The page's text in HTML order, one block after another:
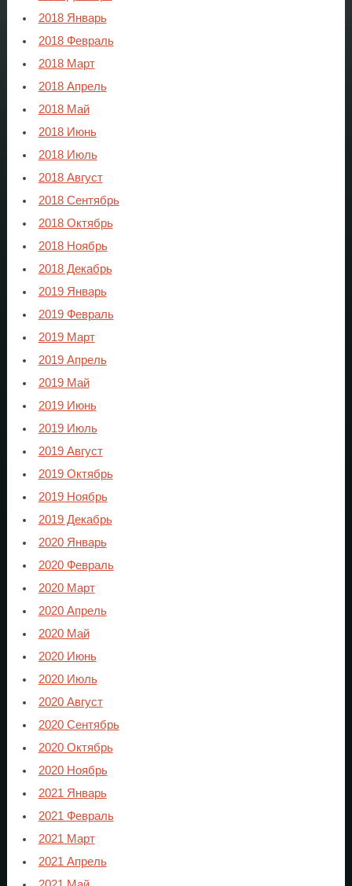
2018 Январь
2018 Февраль
2018 Март
2018 Апрель
2018 Май
2018 Июнь
2018 Июль
2018 Август
2018 Сентябрь
2018 Октябрь
2018 Ноябрь
2018 Декабрь
2019 Январь
2019 Февраль
2019 Март
2019 Апрель
2019 Май
2019 Июнь
2019 Июль
2019 Август
2019 Октябрь
2019 Ноябрь
2019 Декабрь
2020 Январь
2020 Февраль
2020 Март
2020 Апрель
2020 Май
2020 Июнь
2020 Июль
2020 Август
2020 Сентябрь
2020 Октябрь
2020 Ноябрь
2021 Январь
2021 Февраль
2021 Март
2021 Апрель